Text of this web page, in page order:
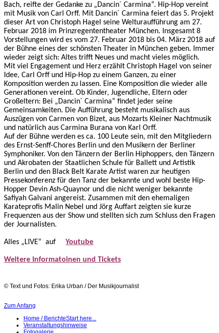
Bach, reifte der Gedanke zu „Dancin´ Carmina“. Hip-Hop vereint
mit Musik von Carl Orff. Mit Dancin´ Carmina feiert das 5. Projekt
dieser Art von Christoph Hagel seine Welturaufführung am 27.
Februar 2018 im Prinzregententheater München. Insgesamt 8
Vorstellungen wird es vom 27. Februar 2018 bis 04. März 2018 auf
der Bühne eines der schönsten Theater in München geben. Immer
wieder zeigt sich: Altes trifft Neues und macht vieles möglich.
Mit viel Engagement und Herz erzählt Christoph Hagel von seiner
Idee, Carl Orff und Hip-Hop zu einem Ganzen, zu einer
Komposition werden zu lassen. Eine Komposition die wieder alle
Generationen vereint. Ob Kinder, Jugendliche, Eltern oder
Großeltern: Bei „Dancin´ Carmina“ findet jeder seine
Gemeinsamkeiten. Die Aufführung besteht musikalisch aus
Auszügen von Carmen von Bizet, aus Mozarts Kleiner Nachtmusik
und natürlich aus Carmina Burana von Karl Orff.
Auf der Bühne werden es ca. 100 Leute sein, mit den Mitgliedern
des Ernst-Senff-Chores Berlin und den Musikern der Berliner
Symphoniker. Von den Tänzern der Berlin Hiphoppers, den Tänzern
und Akrobaten der Staatlichen Schule für Ballett und Artistik
Berlin und den Black Belt Karate Artist waren zur heutigen
Pressekonferenz für den Tanz der bekannte und wohl beste Hip-
Hopper Devin Ash-Quaynor und die nicht weniger bekannte
Safiyah Galvani angereist. Zusammen mit den ehemaligen
Karateprofis Malin Nebel und Jörg Auffart zeigten sie kurze
Frequenzen aus der Show und stellten sich zum Schluss den Fragen
der Journalisten.
Alles „LIVE“ auf Youtube
Weitere Informatoinen und Tickets
© Text und Fotos: Erika Urban / Der Musikjournalist
Zum Anfang
Home / BerichteStart here...
Veranstaltungshinweise